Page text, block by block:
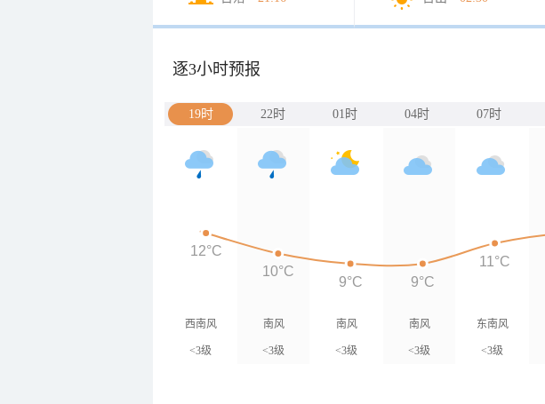
逐3小时预报
19时 22时 01时 04时 07时
西南风
<3级
南风
<3级
南风
<3级
南风
<3级
东南风
<3级
12°C
10°C
9°C 9°C
11°C